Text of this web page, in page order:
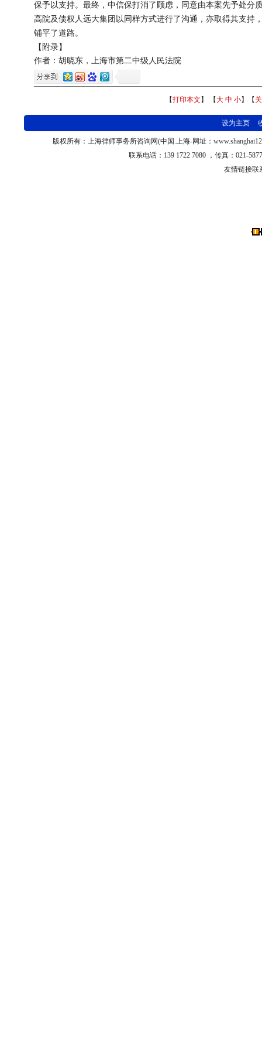
保予以支持。最终，中信保打消了顾虑，同意由本案先予处分
高院及债权人远大集团以同样方式进行了沟通，亦取得其支持
铺平了道路。
【附录】
作者：胡晓东， 上海市第二中级人民法院
【打印本文 】 【大 中 小】【
设为主页
版权所有：上海律师事务所咨询网(中国 .上海-网址：
联系电话： 139 1722 7080 ， 传真： 021-
友情链接联